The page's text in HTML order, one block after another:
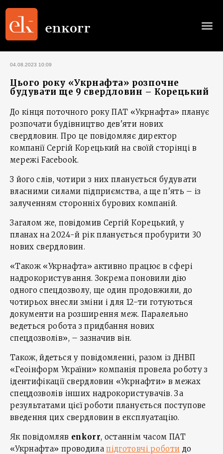
04.08.2023 10:09
Цього року «Укрнафта» розпочне
будувати ще 9 свердловин – Корецький
До кінця поточного року ПАТ «Укрнафта» планує
розпочати будівництво дев'яти нових
свердловин. Про це повідомляє директор
компанії Сергій Корецький на своїй сторінці в
мережі Facebook.
З його слів, чотири з них планується будувати
власними силами підприємства, а ще п'ять – із
залученням сторонніх бурових компаній.
Загалом же, повідомив Сергій Корецький, у
планах на 2024-й рік планується пробурити 30
нових свердловин.
«Також «Укрнафта» активно працює в сфері
надрокористування. Зокрема поновили дію
одного спецдозволу, ще один продовжили, до
чотирьох внесли зміни і для 12-ти готуються
документи на розширення меж. Паралельно
ведеться робота з придбання нових
спецдозволів», – зазначив він.
Також, йдеться у повідомленні, разом із ДНВП
«Геоінформ України» компанія провела роботу з
ідентифікації свердловин «Укрнафти» в межах
спецдозволів інших надрокористувачів. За
результатами цієї роботи планується поступове
введення цих свердловин в експлуатацію.
Як повідомляв enkorr, останнім часом ПАТ
«Укрнафта» проводилапідготовчі роботи до